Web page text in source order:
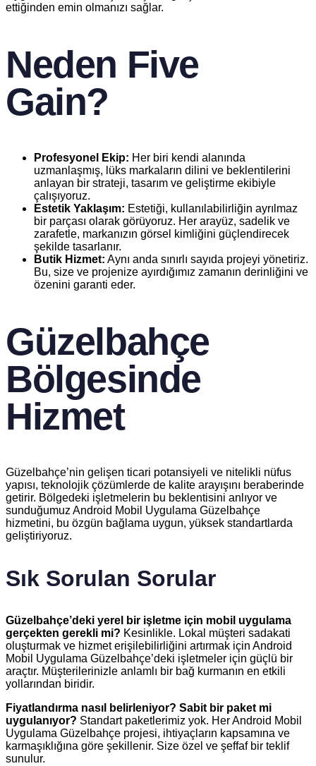
ettiğinden emin olmanızı sağlar.
Neden Five
Gain?
Profesyonel Ekip: Her biri kendi alanında
uzmanlaşmış, lüks markaların dilini ve beklentilerini
anlayan bir strateji, tasarım ve geliştirme ekibiyle
çalışıyoruz.
Estetik Yaklaşım: Estetiği, kullanılabilirliğin ayrılmaz
bir parçası olarak görüyoruz. Her arayüz, sadelik ve
zarafetle, markanızın görsel kimliğini güçlendirecek
şekilde tasarlanır.
Butik Hizmet: Aynı anda sınırlı sayıda projeyi yönetiriz.
Bu, size ve projenize ayırdığımız zamanın derinliğini ve
özenini garanti eder.
Güzelbahçe
Bölgesinde
Hizmet
Güzelbahçe’nin gelişen ticari potansiyeli ve nitelikli nüfus
yapısı, teknolojik çözümlerde de kalite arayışını beraberinde
getirir. Bölgedeki işletmelerin bu beklentisini anlıyor ve
sunduğumuz Android Mobil Uygulama Güzelbahçe
hizmetini, bu özgün bağlama uygun, yüksek standartlarda
geliştiriyoruz.
Sık Sorulan Sorular
Güzelbahçe’deki yerel bir işletme için mobil uygulama
gerçekten gerekli mi? Kesinlikle. Lokal müşteri sadakati
oluşturmak ve hizmet erişilebilirliğini artırmak için Android
Mobil Uygulama Güzelbahçe’deki işletmeler için güçlü bir
araçtır. Müşterilerinizle anlamlı bir bağ kurmanın en etkili
yollarından biridir.
Fiyatlandırma nasıl belirleniyor? Sabit bir paket mi
uygulanıyor? Standart paketlerimiz yok. Her Android Mobil
Uygulama Güzelbahçe projesi, ihtiyaçların kapsamına ve
karmaşıklığına göre şekillenir. Size özel ve şeffaf bir teklif
sunulur.